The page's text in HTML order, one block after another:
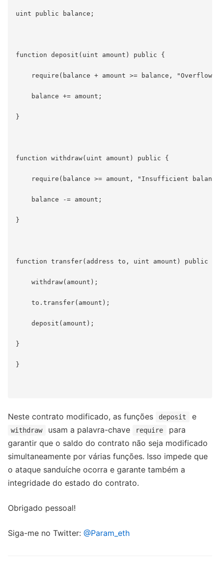
uint public balance;
function deposit(uint amount) public {
require(balance + amount >= balance, "Overflow
balance += amount;
}
function withdraw(uint amount) public {
require(balance >= amount, "Insufficient
balance -= amount;
}
function transfer(address to, uint amount) public {
withdraw(amount);
to.transfer(amount);
deposit(amount);
}
}
Neste contrato modificado, as funções deposit e
withdraw usam a palavra-chave require
para
garantir que o saldo do contrato não seja modificado
simultaneamente por várias funções. Isso impede que
o ataque sanduíche ocorra e garante também a
integridade do estado do contrato.
Obrigado pessoal!
Siga-me no Twitter: @Param_eth